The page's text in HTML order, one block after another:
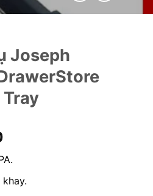
Joseph
Giá
hiện
tại
là: